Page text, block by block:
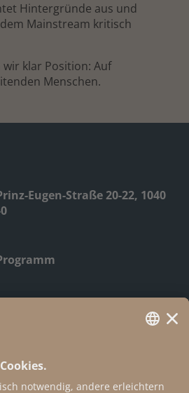
Eugen-Straße 20-22, 1040
Hintergründe aus und
Mainstream kritisch
wir klar Position: Auf
Menschen.